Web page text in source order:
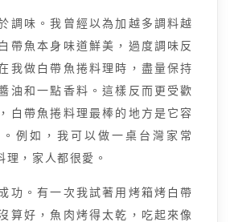
調味。我曾經以為加越多調料越
帶魚本身味道鮮美，過度調味反
我做白帶魚捲料理時，盡量保持
油和一點香料。這樣反而更受歡
白帶魚捲料理最棒的地方是它容
例如，我可以做一桌台灣家常
理，家人都很愛。
功。有一次我試著用烤箱烤白帶
算好，魚肉烤得太乾，吃起來像